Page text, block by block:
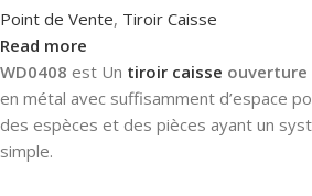
Point de Vente, Tiroir Caisse
Read more
WD0408 est Un tiroir caisse
en métal avec suffisamment d’espace
des espèces et des pièces ayant un
simple.